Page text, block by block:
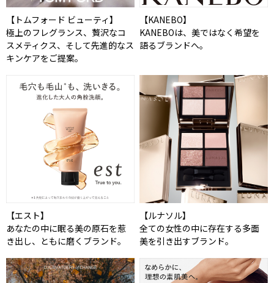
【トムフォード ビューティ】
極上のフレグランス、贅沢なコ
スメティクス、そして先進的なス
キンケアをご提案。
【KANEBO】
KANEBOは、美ではなく希望を
語るブランドへ。
【エスト】
あなたの中に眠る美の原石を惹
き出し、ともに磨くブランド。
【ルナソル】
全ての女性の中に存在する多面
美を引き出すブランド。